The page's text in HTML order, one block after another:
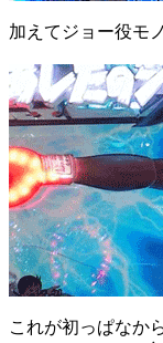
加えてジョー役モ
これが初っぱなか